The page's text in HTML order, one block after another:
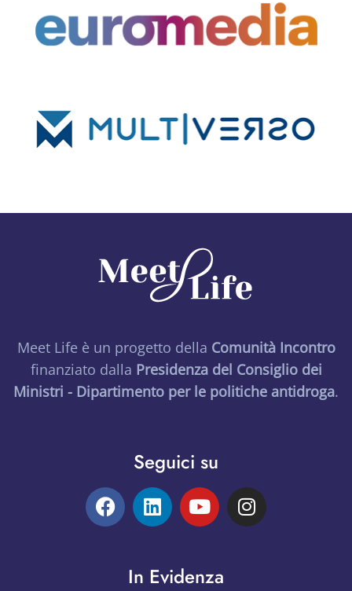
Meet Life è un progetto della Comunità Incontro
finanziato dalla Presidenza del Consiglio dei
Ministri - Dipartimento per le politiche antidroga.
Seguici su
In Evidenza